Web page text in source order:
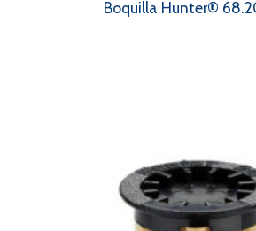
Boquilla Hunter®